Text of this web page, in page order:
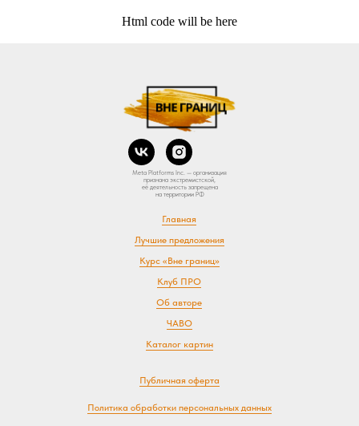
Html code will be here
Главная
Лучшие предложения
Курс «Вне границ»
Клуб ПРО
Об авторе
ЧАВО
Каталог картин
Политика обработки персональных данных
Публичная оферта
Meta Platforms Inc. — организация
признана экстремистской,
её деятельность запрещена
на территории РФ